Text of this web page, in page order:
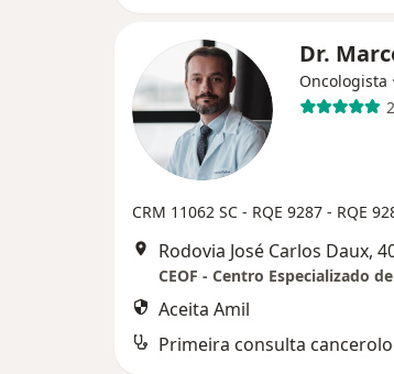
Dr.
Oncologista ·
CRM 11062 SC - RQE 9287 - RQE
Aceita Amil
Primeira consulta